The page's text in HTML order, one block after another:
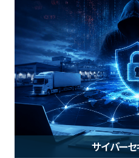
サイバー